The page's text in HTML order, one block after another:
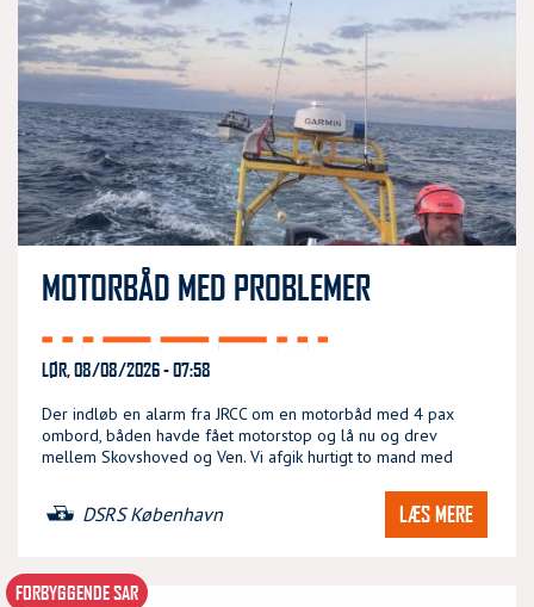
MOTORBÅD MED PROBLEMER
LØR, 08/08/2026 - 07:58
Der indløb en alarm fra JRCC om en motorbåd med 4 pax
ombord, båden havde fået motorstop og lå nu og drev
mellem Skovshoved og Ven. Vi afgik hurtigt to mand med
DSRS København LÆS MERE
FORBYGGENDE SAR